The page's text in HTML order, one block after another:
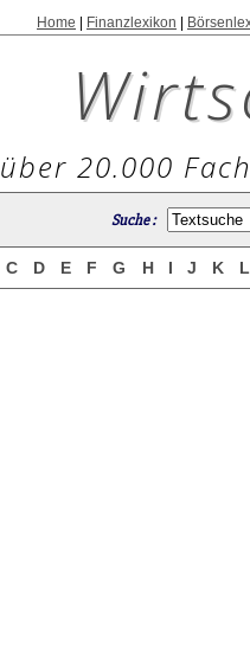
Home Finanzlexikon
über 20.000
Suche :
C D E F G H I J K